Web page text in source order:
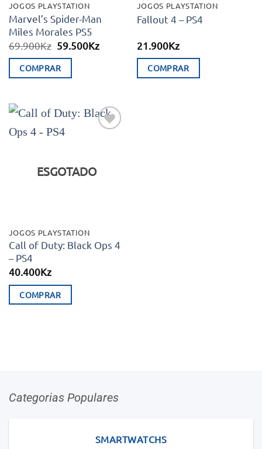
JOGOS PLAYSTATION
Marvel’s Spider-Man
Miles Morales PS5
69.900Kz O
original
era:
59.500KzO
COMPRAR
JOGOS PLAYSTATION
Fallout 4 – PS4
21.900Kz
COMPRAR
ESGOTADO
JOGOS PLAYSTATION
Call of Duty: Black Ops 4
– PS4
40.400Kz
COMPRAR
Categorias Populares
SMARTWATCHS